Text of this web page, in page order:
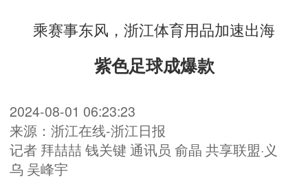
乘赛事东风，浙江体育用品加速出海
紫色足球成爆款
2024-08-01 06:23:23
来源：浙江在线-浙江日报
记者 拜喆喆 钱关键 通讯员 俞晶 共享联盟·义
乌 吴峰宇